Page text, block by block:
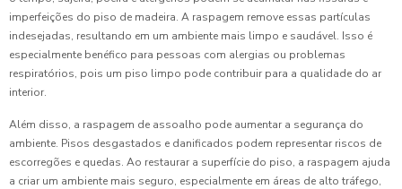
imperfeições do piso de madeira. A raspagem remove essas partículas
indesejadas, resultando em um ambiente mais limpo e saudável. Isso é
especialmente benéfico para pessoas com alergias ou problemas
respiratórios, pois um piso limpo pode contribuir para a qualidade do ar
interior.
Além disso, a raspagem de assoalho pode aumentar a segurança do
ambiente. Pisos desgastados e danificados podem representar riscos de
escorregões e quedas. Ao restaurar a superfície do piso, a raspagem ajuda
a criar um ambiente mais seguro, especialmente em áreas de alto tráfego,